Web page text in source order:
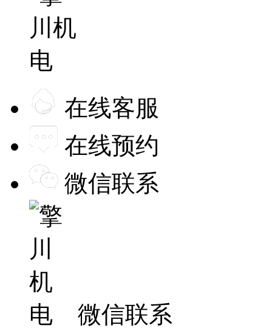
在线客服
在线预约
微信联系
微信联系